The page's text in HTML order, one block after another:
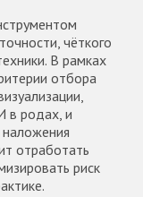
чёткого
В рамках
отбора
в родах, и
отработать
риск